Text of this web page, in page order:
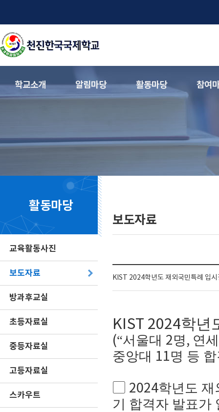
학교소개 알림마당 활동마당 참여
활동마당
교육활동사진
보도자료
방과후교실
초등자료실
중등자료실
고등자료실
스카우트
보도자료
KIST 2024학년도 재외국민특례 입
KIST 2024학년
(“서울대 2명 , 연
중앙대 11명 등
2024학년도
기 합격자 발표가